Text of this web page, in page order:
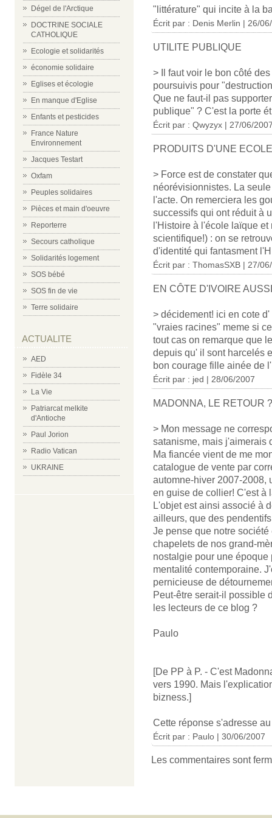
Dégel de l'Arctique
DOCTRINE SOCIALE
CATHOLIQUE
Ecologie et solidarités
économie solidaire
Eglises et écologie
En manque d'Eglise
Enfants et pesticides
France Nature
Environnement
Jacques Testart
Oxfam
Peuples solidaires
Pièces et main d'oeuvre
Reporterre
Secours catholique
Solidarités logement
SOS bébé
SOS fin de vie
Terre solidaire
ACTUALITE
AED
Fidèle 34
La Vie
Patriarcat melkite
d'Antioche
Paul Jorion
Radio Vatican
UKRAINE
"littérature" qui incite à la
Écrit par : Denis Merlin | 26/
UTILITE PUBLIQUE
> Il faut voir le bon côté
poursuivis pour
Que ne faut-il pas
publique" ? C'est la porte
Écrit par : Qwyzyx | 27/06/
PRODUITS D'UNE
> Force est de constater
néorévisionnistes. La
l'acte. On remerciera les
successifs qui ont réduit à
l'Histoire à l'école laïque
scientifique!) : on se
d'identité qui fantasment
Écrit par : ThomasSXB | 27/
EN CÔTE D'IVOIRE AUSSI
> décidement! ici en cote
"vraies racines" meme si
tout cas on remarque que
depuis qu' il sont harcelés
bon courage fille ainée de
Écrit par : jed | 28/06/2007
MADONNA, LE RETOUR ?
> Mon message ne
satanisme, mais j'aimerais
Ma fiancée vient de me
catalogue de vente par
automne-hiver 2007-2008,
en guise de collier! C'est à
L'objet est ainsi associé à
ailleurs, que des
Je pense que notre
chapelets de nos grand-
nostalgie pour une
mentalité contemporaine.
pernicieuse de
Peut-être serait-il possible
les lecteurs de ce blog ?
Paulo
[De PP à P. - C'est
vers 1990. Mais
bizness.]
Cette réponse s'adresse
Écrit par : Paulo | 30/06/2007
Les commentaires sont